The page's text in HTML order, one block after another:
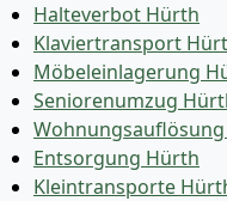
Halteverbot Hürth
Klaviertransport
Möbeleinlagerung
Seniorenumzug
Entsorgung Hürth
Kleintransporte